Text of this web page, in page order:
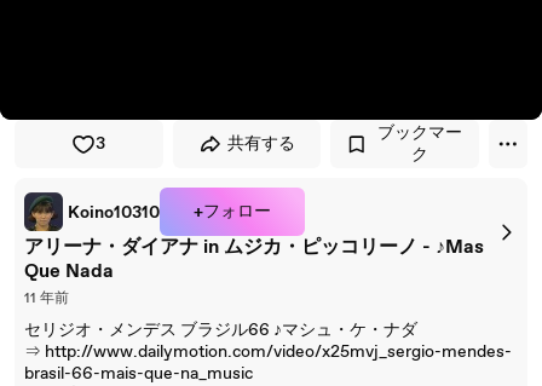
3 共有する
ブックマー
ク
Koino10310 +フォロー
アリーナ・ダイアナ in ムジカ・ピッコリーノ - ♪Mas
Que Nada
11 年前
セリジオ・メンデス ブラジル66 ♪マシュ・ケ・ナダ
⇒ http://www.dailymotion.com/video/x25mvj_sergio-mendes-
brasil-66-mais-que-na_music